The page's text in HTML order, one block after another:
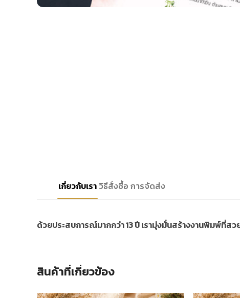
เกี่ยวกับเรา วิธีสั่งซื้อ การจัดส่ง
ด้วยประสบการณ์มากกว่า 13 ปี เรามุ่งมั่นสร้างงานพิมพ์ที่
สินค้าที่เกี่ยวข้อง